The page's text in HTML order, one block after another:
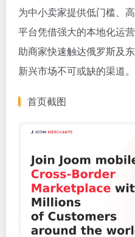
为中小卖家提供低门槛、
平台凭借强大的本地化运
助商家快速触达俄罗斯及
新兴市场不可或缺的渠道。
首页截图